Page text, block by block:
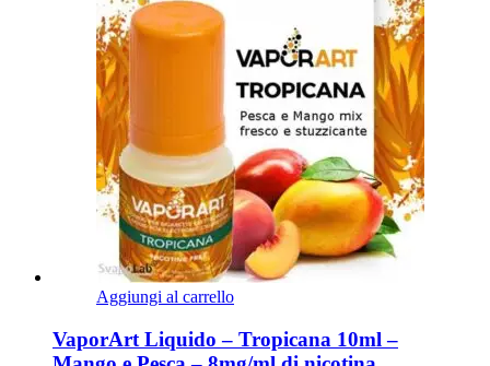
Aggiungi al carrello
VaporArt Liquido – Tropicana 10ml –